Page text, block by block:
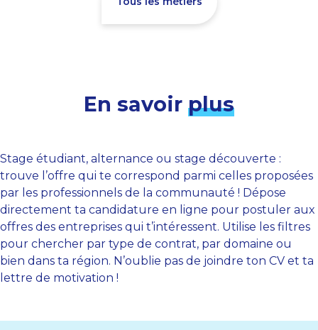
En savoir plus
Stage étudiant, alternance ou stage découverte :
trouve l’offre qui te correspond parmi celles proposées
par les professionnels de la communauté ! Dépose
directement ta candidature en ligne pour postuler aux
offres des entreprises qui t’intéressent. Utilise les filtres
pour chercher par type de contrat, par domaine ou
bien dans ta région. N’oublie pas de joindre ton CV et ta
lettre de motivation !